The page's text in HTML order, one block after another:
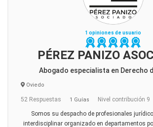
1 opiniones de usuario
PÉREZ PANIZO
Abogado especialista en Derecho
Oviedo
52 Respuestas 1 Guías Nivel contribución 9
Somos su despacho de profesionales
interdisciplinar organizado en departamentos